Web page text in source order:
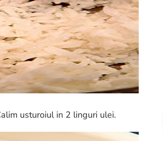
usturoiul in 2 linguri ulei.